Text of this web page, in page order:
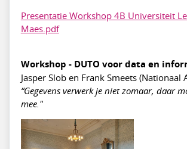
Presentatie Workshop 4B Universiteit
Maes.pdf
Workshop - DUTO voor data en
Jasper Slob en Frank Smeets (Nationaal
“Gegevens verwerk je niet zomaar, daar
mee."